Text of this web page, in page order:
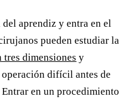
del aprendiz y entra en el
pueden estudiar la
tres dimensiones y
operación difícil antes de
en un procedimiento